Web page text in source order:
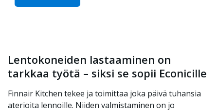
Lentokoneiden lastaaminen on
tarkkaa työtä – siksi se sopii Econicille
Finnair Kitchen tekee ja toimittaa joka päivä tuhansia
aterioita lennoille. Niiden valmistaminen on jo